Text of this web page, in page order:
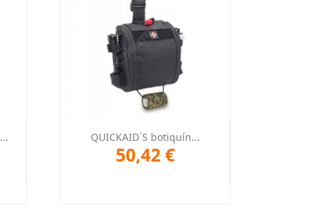
Vista rápida
QUICKAID´S botiquín...
50,42 €